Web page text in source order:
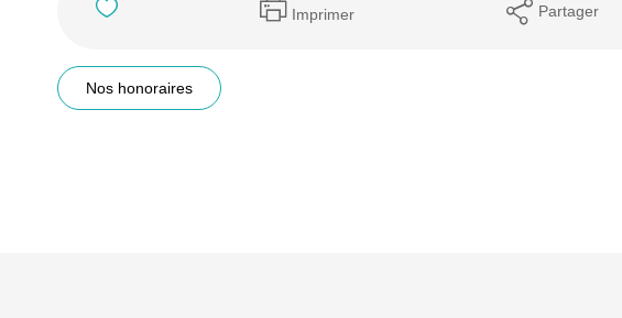
Imprimer Partager
Nos honoraires